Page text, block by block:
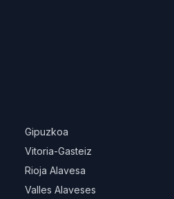
Gipuzkoa
Vitoria-Gasteiz
Rioja Alavesa
Valles Alaveses